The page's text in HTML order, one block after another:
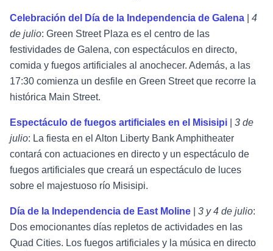
Celebración del Día de la Independencia de Galena
4
de julio: Green Street Plaza es el centro de las
festividades de Galena, con espectáculos en directo,
comida y fuegos artificiales al anochecer. Además, a las
17:30 comienza un desfile en Green Street que recorre la
histórica Main Street.
Espectáculo de fuegos artificiales en el Misisipi
3 de
julio: La fiesta en el Alton Liberty Bank Amphitheater
contará con actuaciones en directo y un espectáculo de
fuegos artificiales que creará un espectáculo de luces
sobre el majestuoso río Misisipi.
Día de la Independencia de East Moline 3 y 4 de julio:
Dos emocionantes días repletos de actividades en las
Quad Cities. Los fuegos artificiales y la música en directo